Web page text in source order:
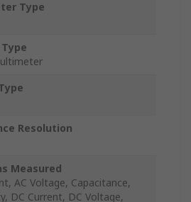
Type
Resolution
Measured
AC Voltage, Capacitance,
DC Current, DC Voltage,